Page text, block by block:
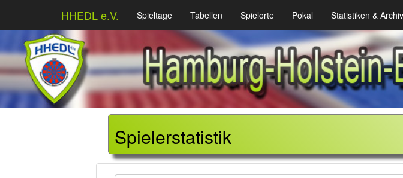
HHEDL e.V. Spieltage Tabellen Spielorte Pokal Statistiken & Archiv
Spielerstatistik